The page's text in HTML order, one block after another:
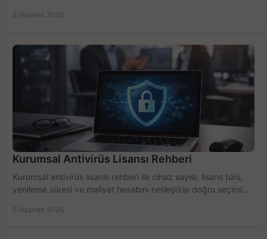
8 Haziran 2026
Kurumsal Antivirüs Lisansı Rehberi
Kurumsal antivirüs lisansı rehberi ile cihaz sayısı, lisans türü,
yenileme süresi ve maliyet hesabını netleştirip doğru seçimi
6 Haziran 2026